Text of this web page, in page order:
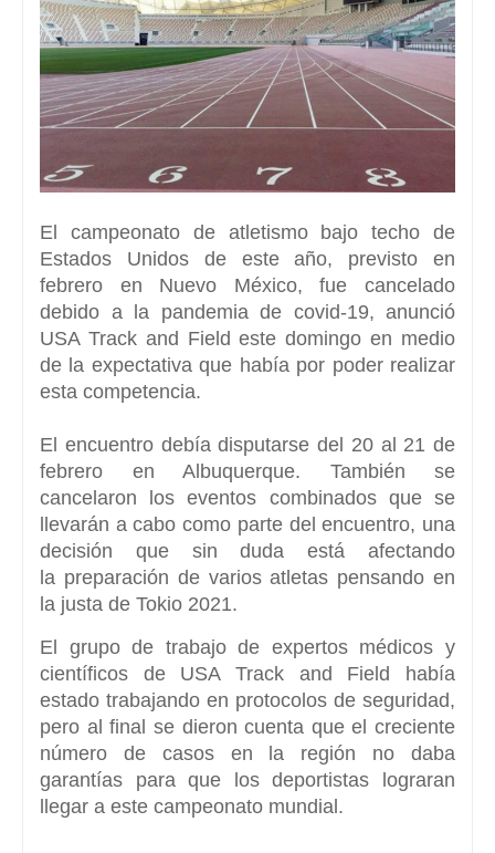
El campeonato de atletismo bajo techo de
Estados Unidosde este año, previsto en
febrero en Nuevo México, fue cancelado
debido a la pandemia de covid-19, anunció
USA Track and Field este domingo en medio
de la expectativa que había por poder realizar
esta competencia.
El encuentro debía disputarse del 20 al 21 de
febrero en Albuquerque. También se
cancelaron los eventos combinados que se
llevarán a cabo como parte del encuentro, una
decisión que sin duda está afectando
la preparación de varios atletas pensando en
la justa de Tokio 2021.
El grupo de trabajo de expertos médicos y
científicos de USA Track and Field había
estado trabajando en protocolos de seguridad,
pero al final se dieron cuenta que el creciente
número de casos en la región no daba
garantías para que los deportistas lograran
llegar a este campeonato mundial.